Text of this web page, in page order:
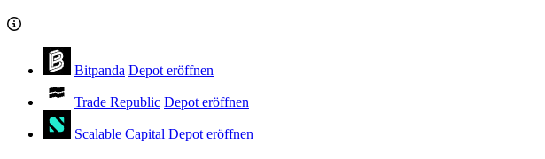
Bitpanda Depot eröffnen
Trade Republic Depot eröffnen
Scalable Capital Depot eröffnen